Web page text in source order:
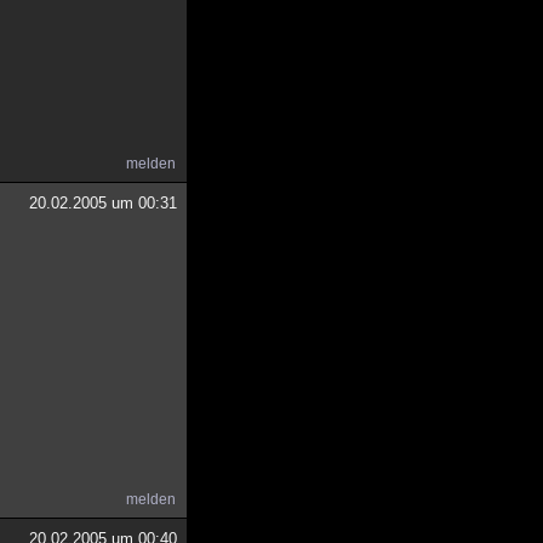
melden
20.02.2005 um 00:31
melden
20.02.2005 um 00:40